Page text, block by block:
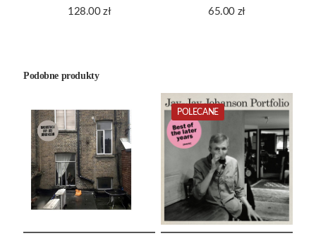
128.00 zł
65.00 zł
Podobne produkty
POLECANE